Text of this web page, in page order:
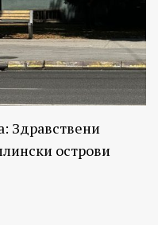
Здравствени
острови